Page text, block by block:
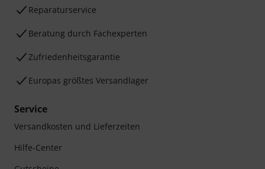
Reparaturservice
Beratung durch Fachexperten
Zufriedenheitsgarantie
Europas größtes Versandlager
Service
Versandkosten und Lieferzeiten
Hilfe-Center